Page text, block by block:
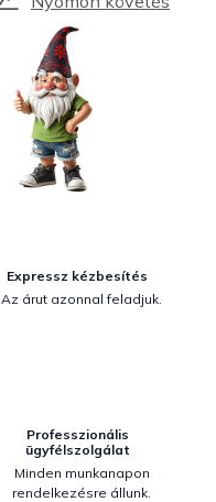
Expressz kézbesítés
Az árut azonnal feladjuk.
Professzionális
ügyfélszolgálat
Minden munkanapon
rendelkezésre állunk.